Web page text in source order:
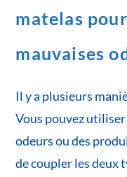
matelas
mauvaises
Il y a plusieurs
Vous pouvez
odeurs ou des
de coupler les deux